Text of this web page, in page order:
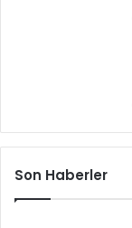
Son Haberler